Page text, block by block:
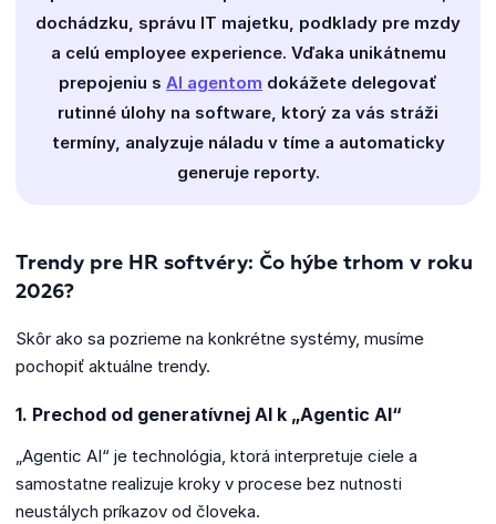
dochádzku, správu IT majetku, podklady pre mzdy
a celú employee experience. Vďaka unikátnemu
prepojeniu s AI agentom dokážete delegovať
rutinné úlohy na software, ktorý za vás stráži
termíny, analyzuje náladu v tíme a automaticky
generuje reporty.
Trendy pre HR softvéry: Čo hýbe trhom v roku
2026?
Skôr ako sa pozrieme na konkrétne systémy, musíme
pochopiť aktuálne trendy.
1. Prechod od generatívnej AI k „Agentic AI“
„Agentic AI“ je technológia, ktorá interpretuje ciele a
samostatne realizuje kroky v procese bez nutnosti
neustálych príkazov od človeka.